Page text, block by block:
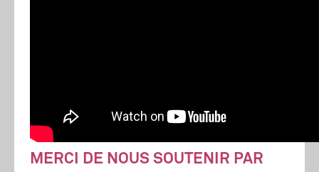
MERCI DE NOUS SOUTENIR PAR